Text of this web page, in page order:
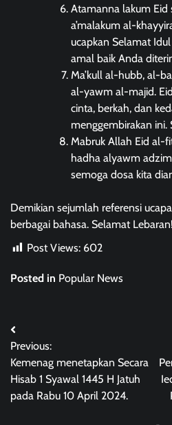
Atamanna lakum Eid
a’malakum al-
ucapkan Selamat
amal baik Anda
Ma’kull al-hubb, al-
al-yawm al-majid.
cinta, berkah, dan
menggembirakan ini.
Mabruk Allah Eid al-
hadha alyawm
semoga dosa kita
Demikian sejumlah referensi
berbagai bahasa. Selamat Lebaran!
Post Views: 602
Posted in Popular News
Post
navigation
Previous:
Kemenag menetapkan Secara
Hisab 1 Syawal 1445 H Jatuh
pada Rabu 10 April 2024.